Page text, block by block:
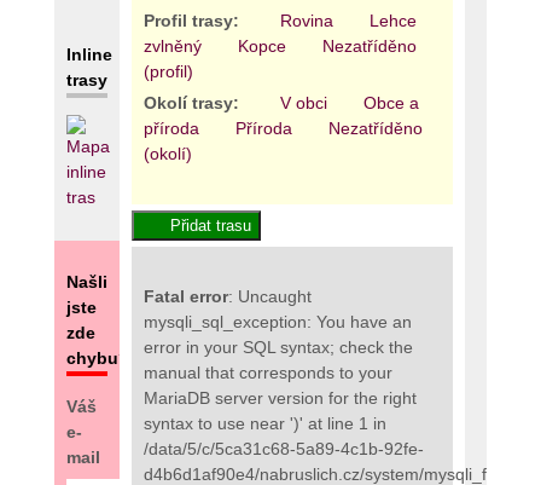
Inline
trasy
Našli
jste
zde
chybu?
Váš
e-
mail
Profil trasy:
Rovina
Lehce
zvlněný
Kopce
Nezatříděno
(profil)
Okolí trasy:
V obci
Obce a
příroda
Příroda
Nezatříděno
(okolí)
Fatal error: Uncaught
mysqli_sql_exception: You have an
error in your SQL syntax; check the
manual that corresponds to your
MariaDB server version for the right
syntax to use near ')' at line 1 in
/data/5/c/5ca31c68-5a89-4c1b-92fe-
d4b6d1af90e4/nabruslich.cz/system/